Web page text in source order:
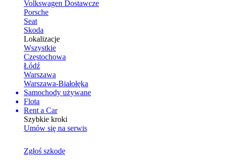
Volkswagen Dostawcze
Porsche
Seat
Skoda
Lokalizacje
Wszystkie
Częstochowa
Łódź
Warszawa
Warszawa-Białołęka
Samochody używane
Flota
Rent a Car
Szybkie kroki
Umów się na serwis
Zgłoś szkodę